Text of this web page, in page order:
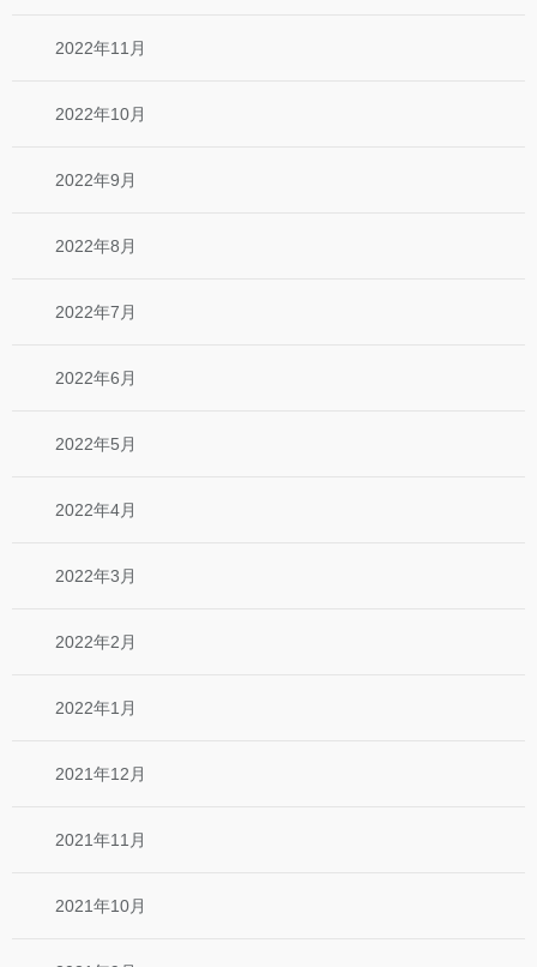
2022年11月
2022年10月
2022年9月
2022年8月
2022年7月
2022年6月
2022年5月
2022年4月
2022年3月
2022年2月
2022年1月
2021年12月
2021年11月
2021年10月